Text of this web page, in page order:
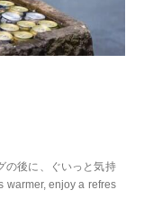
の後に、ぐいっと気持
warmer, enjoy a refres